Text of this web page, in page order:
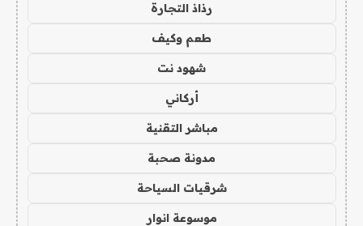
رذاذ التجارة
طعم وكيف
شهود نت
أركاني
مباشر التقنية
مدونة صحبة
شرقيات السياحة
موسوعة انوار